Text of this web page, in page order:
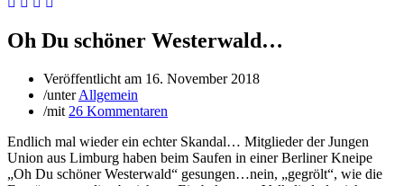
Oh Du schöner Westerwald…
Veröffentlicht am 16. November 2018
/unterAllgemein
/mit 26 Kommentaren
Endlich mal wieder ein echter Skandal… Mitglieder der Jungen
Union aus Limburg haben beim Saufen in einer Berliner Kneipe
„Oh Du schöner Westerwald“ gesungen…nein, „gegrölt“, wie die